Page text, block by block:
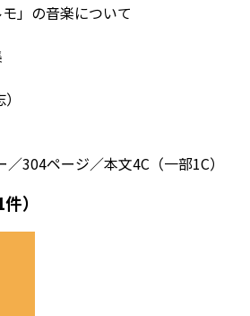
」の音楽について
304ページ／本文4C（一部1C）
）